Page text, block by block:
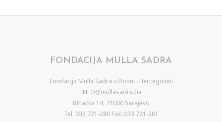
FONDACIJA MULLA SADRA
Fondacija Mulla Sadra u Bosni i Hercegovini
INFO@mullasadra.ba
Bihaćka 14, 71000 Sarajevo
Tel. 033 721-280 Fax: 033 721-281